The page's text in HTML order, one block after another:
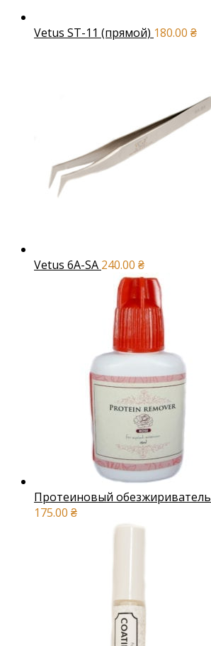
Vetus ST-11 (прямой) 180.00 ₴
Vetus 6A-SA 240.00 ₴
Протеиновый обезжириватель
175.00 ₴